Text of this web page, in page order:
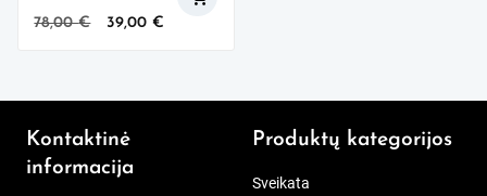
78,00€
Original
39,00€
Kontaktinė
informacija
Produktų kategorijos
Sveikata